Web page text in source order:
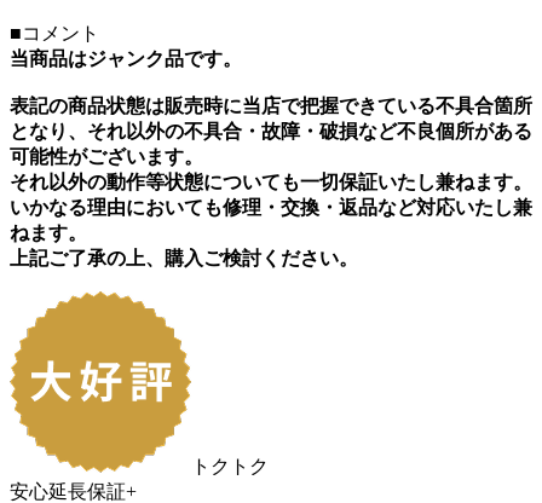
■コメント
当商品はジャンク品です。
表記の商品状態は販売時に当店で把握できている不具合箇所
となり、それ以外の不具合・故障・破損など不良個所がある
可能性がございます。
それ以外の動作等状態についても一切保証いたし兼ねます。
いかなる理由においても修理・交換・返品など対応いたし兼
ねます。
上記ご了承の上、購入ご検討ください。
トクトク
安心延長保証+